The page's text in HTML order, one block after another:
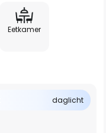
Eetkamer
daglicht